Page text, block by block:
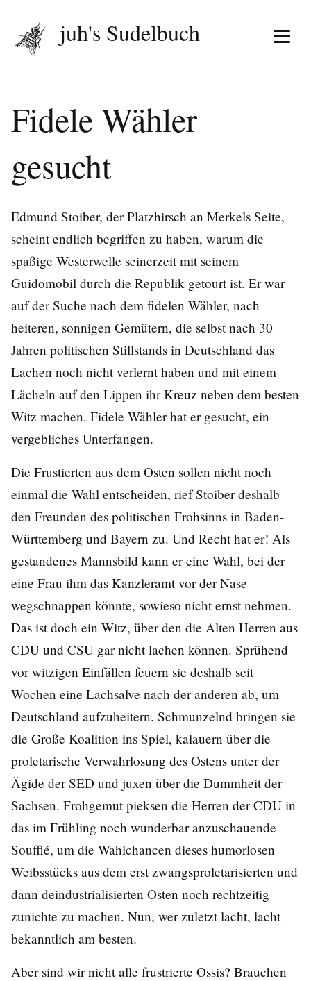
Menü
juh's Sudelbuch
Fidele Wähler
gesucht
Edmund Stoiber, der Platzhirsch an Merkels Seite,
scheint endlich begriffen zu haben, warum die
spaßige Westerwelle seinerzeit mit seinem
Guidomobil durch die Republik getourt ist. Er war
auf der Suche nach dem fidelen Wähler, nach
heiteren, sonnigen Gemütern, die selbst nach 30
Jahren politischen Stillstands in Deutschland das
Lachen noch nicht verlernt haben und mit einem
Lächeln auf den Lippen ihr Kreuz neben dem besten
Witz machen. Fidele Wähler hat er gesucht, ein
vergebliches Unterfangen.
Die Frustierten aus dem Osten sollen nicht noch
einmal die Wahl entscheiden, rief Stoiber deshalb
den Freunden des politischen Frohsinns in Baden-
Württemberg und Bayern zu. Und Recht hat er! Als
gestandenes Mannsbild kann er eine Wahl, bei der
eine Frau ihm das Kanzleramt vor der Nase
wegschnappen könnte, sowieso nicht ernst nehmen.
Das ist doch ein Witz, über den die Alten Herren aus
CDU und CSU gar nicht lachen können. Sprühend
vor witzigen Einfällen feuern sie deshalb seit
Wochen eine Lachsalve nach der anderen ab, um
Deutschland aufzuheitern. Schmunzelnd bringen sie
die Große Koalition ins Spiel, kalauern über die
proletarische Verwahrlosung des Ostens unter der
Ägide der SED und juxen über die Dummheit der
Sachsen. Frohgemut pieksen die Herren der CDU in
das im Frühling noch wunderbar anzuschauende
Soufflé, um die Wahlchancen dieses humorlosen
Weibsstücks aus dem erst zwangsproletarisierten und
dann deindustrialisierten Osten noch rechtzeitig
zunichte zu machen. Nun, wer zuletzt lacht, lacht
bekanntlich am besten.
Aber sind wir nicht alle frustrierte Ossis? Brauchen